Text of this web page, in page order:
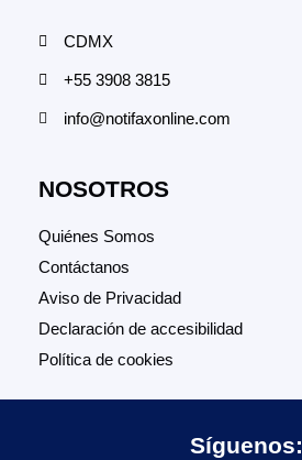
CDMX
+55 3908 3815
info@notifaxonline.com
NOSOTROS
Quiénes Somos
Contáctanos
Aviso de Privacidad
Declaración de accesibilidad
Política de cookies
Síguenos: